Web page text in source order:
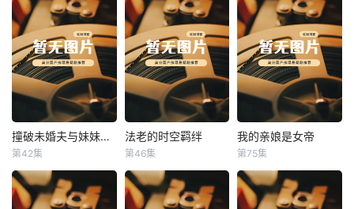
撞破未婚夫与妹妹打野战 撞破未婚夫与妹妹打野战
第42集
法老的时空羁绊
法老的时空羁绊
第46集
我的亲娘是女帝
我的亲娘是女帝
第75集